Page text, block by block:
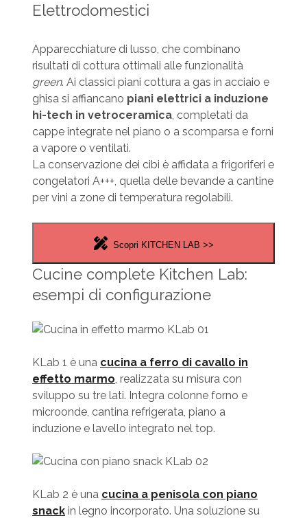
Elettrodomestici
Apparecchiature di lusso, che combinano
risultati di cottura ottimali alle funzionalità
green. Ai classici piani cottura a gas in acciaio e
ghisa si affiancano piani elettrici a induzione
hi-tech in vetroceramica, completati da
cappe integrate nel piano o a scomparsa e forni
a vapore o ventilati.
La conservazione dei cibi è affidata a frigoriferi e
congelatori A+++, quella delle bevande a cantine
per vini a zone di temperatura regolabili.
Scopri KITCHEN LAB >>
Cucine complete Kitchen Lab:
esempi di configurazione
KLab 1 è una cucina a ferro di cavallo in
effetto marmo, realizzata su misura con
sviluppo su tre lati. Integra colonne forno e
microonde, cantina refrigerata, piano a
induzione e lavello integrato nel top.
KLab 2 è una cucina a penisola con piano
snackin legno incorporato. Una soluzione su